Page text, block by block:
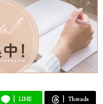
LINE Threads